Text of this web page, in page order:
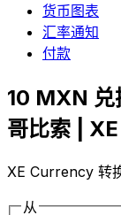
货币图表
汇率通知
付款
10 MXN 兑
哥比索 | XE
XE Currency 转
从